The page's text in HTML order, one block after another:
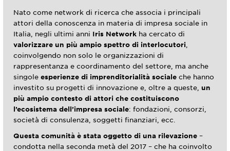
Nato come network di ricerca che associa i principali
attori della conoscenza in materia di impresa sociale in
Italia, negli ultimi anni Iris Network ha cercato di
valorizzare un più ampio spettro di interlocutori
coinvolgendo non solo le organizzazioni di
rappresentanza e coordinamento del settore, ma anche
singole esperienze di imprenditorialità sociale che hanno
investito su progetti di innovazione e, oltre a queste, un
più ampio contesto di attori che costituiscono
l’ecosistema dell’impresa sociale: fondazioni, consorzi,
società di consulenza, soggetti finanziari, ecc.
Questa comunità è stata oggetto di una rilevazione –
condotta nella seconda metà del 2017 – che ha coinvolto